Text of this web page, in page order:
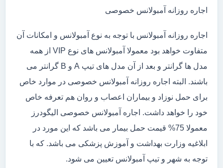
اجاره روزانه آمبولانس خصوصی
اجاره روزانه آمبولانس با توجه به نوع آمبولانس و امکانات آن
متفاوت خواهد بود معمولا آمبولانس های نوع VIP از همه
مدل ها گرانتر و بعد از آن مدل های تیپ A و B گرانتر می
باشند. البته اجاره روزانه آمبولانس خصوصی در موارد خاص
برای حمل نوزاد و بیماران اعصاب و روان هم تعرفه خاص
خود را خواهد داشت. اجاره آمبولانس خصوصی الیگودرز
معمولا 75% قیمت حمل بیمار می باشد که این مورد در
ابلاغیه وزارت بهداشت و آموزش پزشکی می باشد. که با
توجه به شهر و تیپ آمبولانس تعیین می شود.